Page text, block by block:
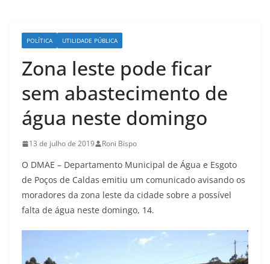
POLÍTICA UTILIDADE PÚBLICA
Zona leste pode ficar
sem abastecimento de
água neste domingo
13 de julho de 2019 Roni Bispo
O DMAE – Departamento Municipal de Água e Esgoto
de Poços de Caldas emitiu um comunicado avisando os
moradores da zona leste da cidade sobre a possível
falta de água neste domingo, 14.